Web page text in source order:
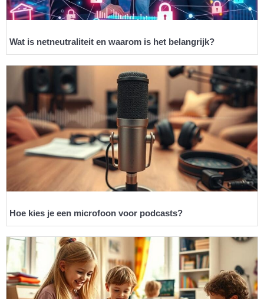
Wat is netneutraliteit en waarom is het belangrijk?
Hoe kies je een microfoon voor podcasts?